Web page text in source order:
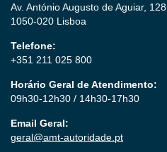
Av. António Augusto de Aguiar, 128
1050-020 Lisboa
Telefone:
+351 211 025 800
Horário Geral de Atendimento:
09h30-12h30 / 14h30-17h30
Email Geral:
geral@amt-autoridade.pt